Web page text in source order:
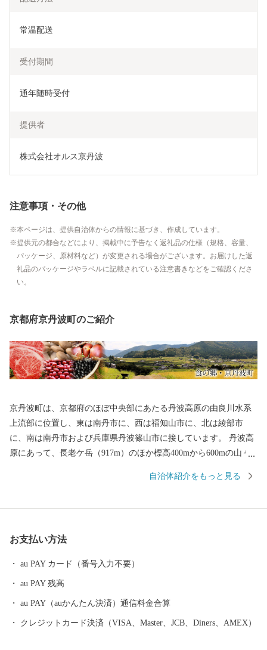
常温配送
受付期間
通年随時受付
提供者
株式会社オルス京丹波
注意事項・その他
本ページは、提供自治体からの情報に基づき、作成しています。
提供元の都合などにより、掲載中に予告なく返礼品の仕様（規格、容量、
パッケージ、原材料など）が変更される場合がございます。お届けした返
礼品のパッケージやラベルに記載されている注意書きなどをご確認くださ
い。
京都府京丹波町のご紹介
京丹波町は、京都府のほぼ中央部にあたる丹波高原の由良川水系
上流部に位置し、東は南丹市に、西は福知山市に、北は綾部市
に、南は南丹市および兵庫県丹波篠山市に接しています。 丹波高
原にあって、長老ケ岳（917m）のほか標高400mから600mの山々
3．09平方キロメートルの農山村で、このうち約83％を森林が占
を活かし、「資源の循環」「経済の循環」「人材の循環」「暮ら
会」をまちの将来像として施策を展開しています。 京丹波町は、
丹波ブランド食材の丹波栗や丹波黒大豆、京野菜の数々をはじ
め、京都府随一の酪農地帯でもあるなど、まさに食材の宝庫で
自治体紹介をもっと見る
お支払い方法
au PAY カード（番号入力不要）
au PAY 残高
au PAY（auかんたん決済）通信料金合算
クレジットカード決済（VISA、Master、JCB、Diners、AMEX）